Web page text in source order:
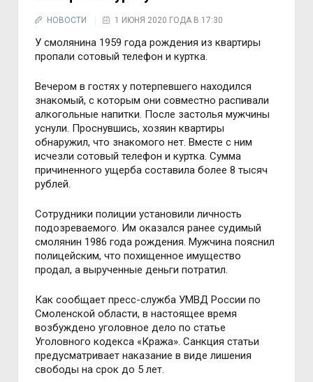
НОВОСТИ 1 ИЮНЯ 2020 ГОДА В 17:30
У смолянина 1959 года рождения из квартиры
пропали сотовый телефон и куртка.
Вечером в гостях у потерпевшего находился
знакомый, с которым они совместно распивали
алкогольные напитки. После застолья мужчины
уснули. Проснувшись, хозяин квартиры
обнаружил, что знакомого нет. Вместе с ним
исчезли сотовый телефон и куртка. Сумма
причиненного ущерба составила более 8 тысяч
рублей.
Сотрудники полиции установили личность
подозреваемого. Им оказался ранее судимый
смолянин 1986 года рождения. Мужчина пояснил
полицейским, что похищенное имущество
продал, а вырученные деньги потратил.
Как сообщает пресс-служба УМВД России по
Смоленской области, в настоящее время
возбуждено уголовное дело по статье
Уголовного кодекса «Кража». Санкция статьи
предусматривает наказание в виде лишения
свободы на срок до 5 лет.